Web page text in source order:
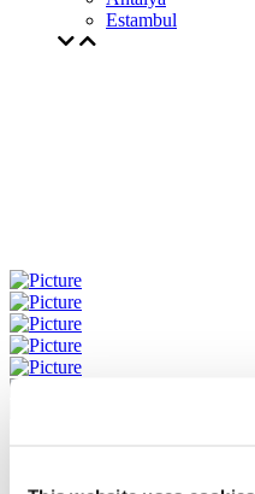
Estambul